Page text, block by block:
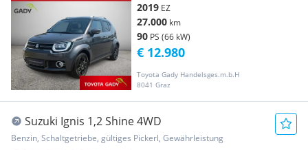
2019 EZ
27.000 km
90 PS (66 kW)
Toyota Gady Handelsges.m.b.H
8041 Graz
€ 12.980
Suzuki Ignis 1,2 Shine 4WD
Benzin, Schaltgetriebe, gültiges Pickerl, Gewährleistung